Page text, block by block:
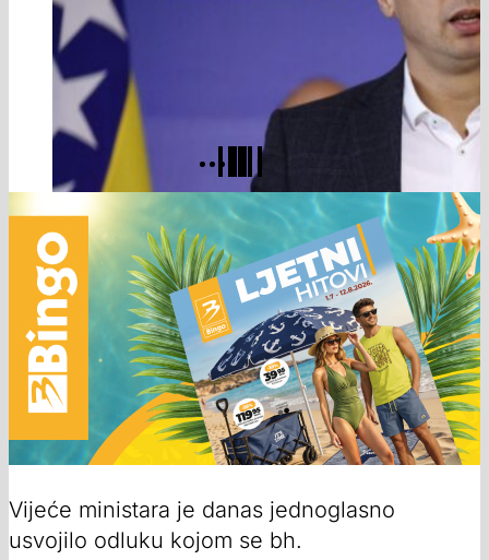
Vijeće ministara je danas jednoglasno
usvojilo odluku kojom se bh.